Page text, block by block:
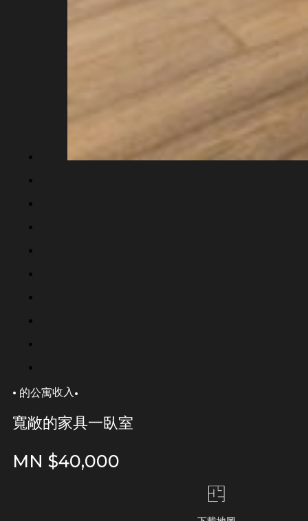
· 的公寓收入·
寬敞的家具一臥室
MN $40,000